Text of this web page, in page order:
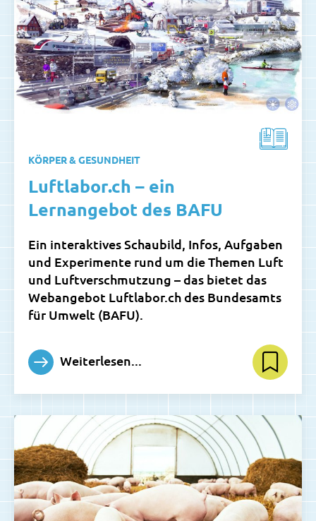
KÖRPER & GESUNDHEIT
Luftlabor.ch – ein
Lernangebot des BAFU
Ein interaktives Schaubild, Infos, Aufgaben
und Experimente rund um die Themen Luft
und Luftverschmutzung – das bietet das
Webangebot Luftlabor.ch des Bundesamts
für Umwelt (BAFU).
Weiterlesen...